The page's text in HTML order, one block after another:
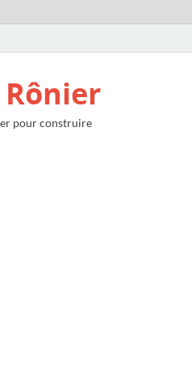
Rônier
pour construire